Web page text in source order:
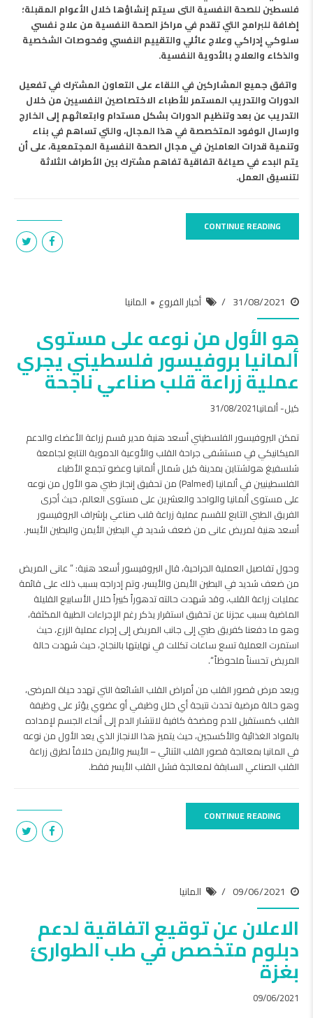
فلسطين للصحة النفسية التى سيتم إنشاؤها خلال الأعوام المقبلة؛
إضافة للبرامج التي تقدم في مراكز الصحة النفسية من علاج نفسي
سلوكي إدراكي وعلاج عائلي والتقييم النفسي وفحوصات الشخصية
والذكاء والعلاج بالأدوية النفسية.
واتفق جميع المشاركين في اللقاء على التعاون المشترك في تفعيل
الدورات والتدريب المستمر للأطباء الاختصاصين النفسيين من خلال
التدريب عن بعد وتنظيم الدورات بشكل مستدام وابتعاثهم إلى الخارج
وارسال الوفود المتخصصة في هذا المجال، والتي تساهم في بناء
وتنمية قدرات العاملين في مجال الصحة النفسية المجتمعية،على أن
يتم البدء في صياغة اتفاقية تفاهم مشترك بين الأطراف الثلاثة
لتنسيق العمل.
CONTINUE READING
31/08/2021 أخبار الفروع المانيا
هو الأول من نوعه على مستوى
ألمانيا بروفيسور فلسطيني يجري
عملية زراعة قلب صناعي ناجحة
كيل- ألمانيا31/08/2021
تمكن البروفيسور الفلسطيني أسعد هنية مدير قسم زراعة الأعضاء والدعم
الميكانيكي في مستشفى جراحة القلب والأوعية الدموية التابع لجامعة
شلسفيغ هولشتاين بمدينة كيل شمال ألمانيا وعضو تجمع الأطباء
الفلسطينيين في ألمانيا (Palmed) من تحقيق إنجاز طبي هو الأول من نوعه
على مستوى ألمانيا والواحد والعشرين على مستوى العالم، حيث أجرى
الفريق الطبي التابع للقسم عملية زراعة قلب صناعي بإشراف البروفيسور
أسعد هنية لمريض عانى من ضعف شديد في البطين الأيمن والبطين الأيسر.
وحول تفاصيل العملية الجراحية، قال البروفيسور أسعد هنية: ” عانى المريض
من ضعف شديد في البطين الأيمن والأيسر، وتم إدراجه بسبب ذلك على قائمة
عمليات زراعة القلب، وقد شهدت حالته تدهوراً كبيراً خلال الأسابيع القليلة
الماضية بسبب عجزنا عن تحقيق استقرار يذكر رغم الإجراءات الطبية المكثفة،
وهو ما دفعنا كفريق طبي إلى جانب المريض إلى إجراء عملية الزرع، حيث
استمرت العملية تسع ساعات تكللت في نهايتها بالنجاح، حيث شهدت حالة
المريض تحسناً ملحوظاً “.
ويعد مرض قصور القلب من أمراض القلب الشائعة التي تهدد حياة المرضى،
وهو حالة مرضية تحدث نتيجة ‫أي خلل وظيفي أو عضوي يؤثر على وظيفة
القلب كمستقبل للدم ومضخة كافية ‫لانتشار الدم إلى أنحاء الجسم لإمداده
بالمواد الغذائية والأكسجين، حيث يتميز هذا الانجاز الذي يعد الأول من نوعه
في المانيا بمعالجة قصور القلب الثنائي – الأيسر والأيمن خلافاً لطرق زراعة
القلب الصناعي السابقة لمعالجة فشل القلب الأيسر فقط.
CONTINUE READING
09/06/2021 المانيا
الاعلان عن توقيع اتفاقية لدعم
دبلوم متخصص في طب الطوارئ
بغزة
09/06/2021